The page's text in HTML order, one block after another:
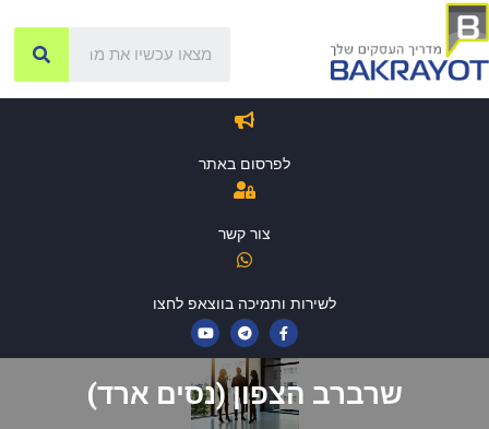
לפרסום באתר
צור קשר
לשירות ותמיכה בווצאפ לחצו
שרברב הצפון (נסים ארד)